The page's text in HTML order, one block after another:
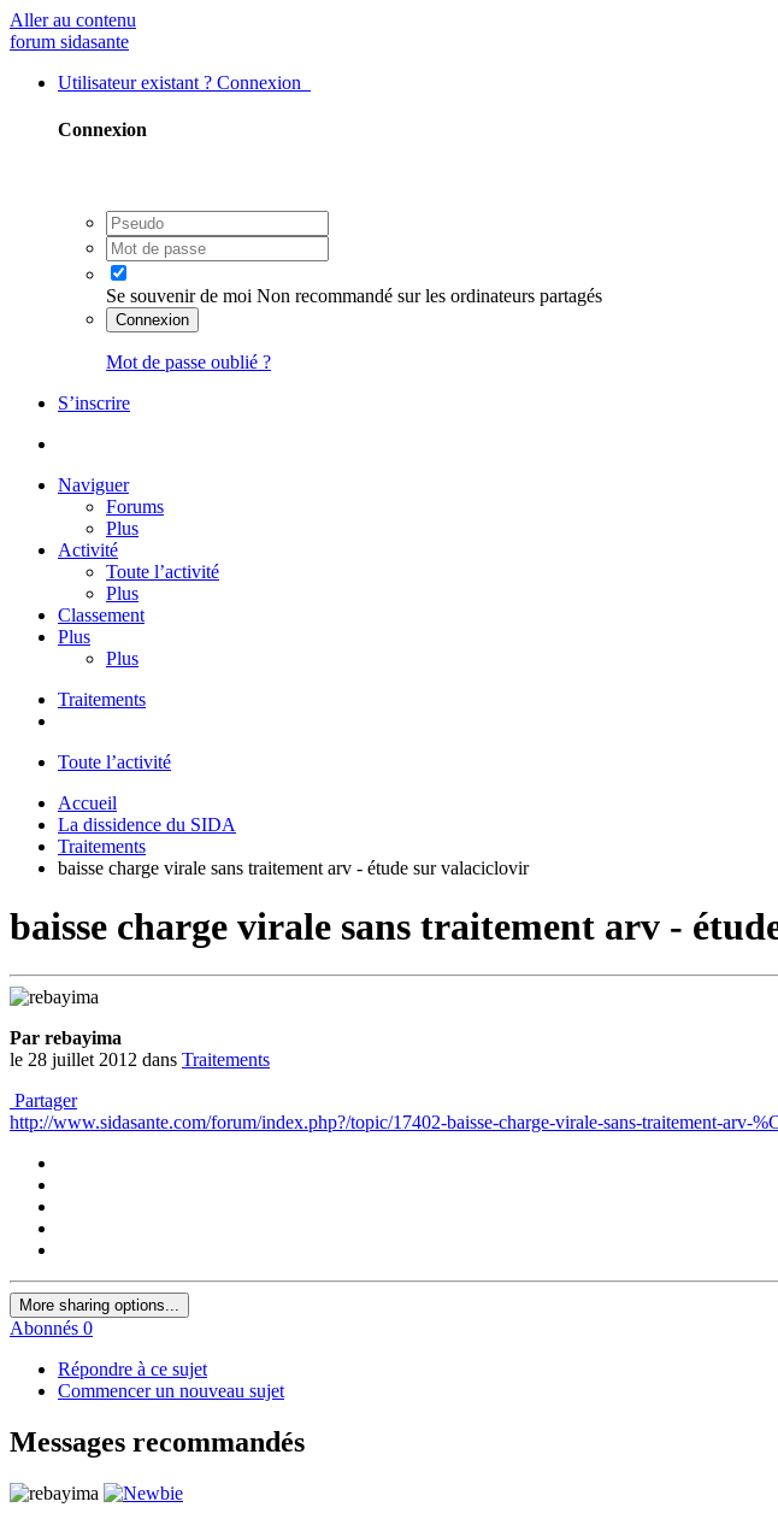
Aller au contenu
forum sidasante
Utilisateur existant ? Connexion
Connexion
Se souvenir de moi Non recommandé sur les ordinateurs partagés
Connexion
Mot de passe oublié ?
S’inscrire
Naviguer
Forums
Plus
Activité
Toute l’activité
Plus
Classement
Plus
Plus
Traitements
Toute l’activité
Accueil
La dissidence du SIDA
Traitements
baisse charge virale sans traitement arv - étude sur valaciclovir
baisse charge virale sans traitement arv -
Par rebayima
le 28 juillet 2012 dans Traitements
Partager
http://www.sidasante.com/forum/index.php?/topic/17402-baisse-charge-virale-sans-traitement-arv-
More sharing options...
Abonnés 0
Répondre à ce sujet
Commencer un nouveau sujet
Messages recommandés